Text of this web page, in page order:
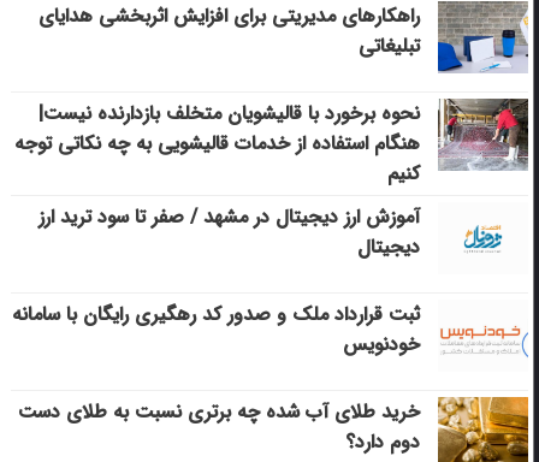
راهکارهای مدیریتی برای افزایش اثربخشی هدایای
تبلیغاتی
نحوه برخورد با قالیشویان متخلف بازدارنده نیست|
هنگام استفاده از خدمات قالیشویی به چه نکاتی توجه
کنیم
آموزش ارز دیجیتال در مشهد / صفر تا سود ترید ارز
دیجیتال
ثبت قرارداد ملک و صدور کد رهگیری رایگان با سامانه
خودنویس
خرید طلای آب شده چه برتری نسبت به طلای دست
دوم دارد؟